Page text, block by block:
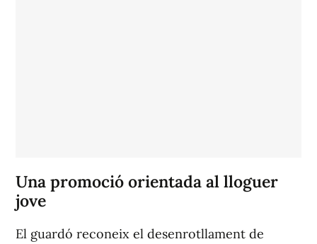
Una promoció orientada al lloguer
jove
El guardó reconeix el desenrotllament de